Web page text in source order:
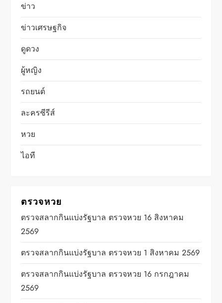
ข่าว
ข่าวเศรษฐกิจ
ดูดวง
ผู้หญิง
รถยนต์
ละครซีรีส์
หวย
ไอที
ตรวจหวย
ตรวจสลากกินแบ่งรัฐบาล ตรวจหวย 16 สิงหาคม
2569
ตรวจสลากกินแบ่งรัฐบาล ตรวจหวย 1 สิงหาคม 2569
ตรวจสลากกินแบ่งรัฐบาล ตรวจหวย 16 กรกฎาคม
2569